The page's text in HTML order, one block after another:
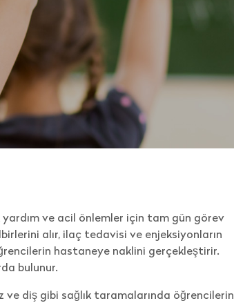
ve acil önlemler için tam gün görev
alır, ilaç tedavisi ve enjeksiyonların
hastaneye naklini gerçekleştirir.
bulunur.
ve diş gibi sağlık taramalarında öğrencilerin